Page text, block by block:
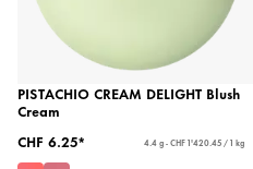
PISTACHIO CREAM DELIGHT Blush
Cream
CHF 6.25*
4.4 g - CHF 1'420.45 / 1 kg